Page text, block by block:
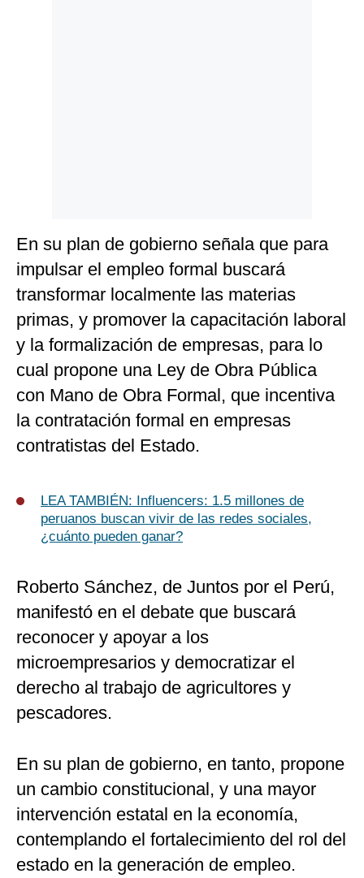
En su plan de gobierno señala que para
impulsar el empleo formal buscará
transformar localmente las materias
primas, y promover la capacitación laboral
y la formalización de empresas, para lo
cual propone una Ley de Obra Pública
con Mano de Obra Formal, que incentiva
la contratación formal en empresas
contratistas del Estado.
LEA TAMBIÉN:
Influencers: 1.5 millones de
peruanos buscan vivir de las redes sociales,
¿cuánto pueden ganar?
Roberto Sánchez, de Juntos por el Perú,
manifestó en el debate que buscará
reconocer y apoyar a los
microempresarios y democratizar el
derecho al trabajo de agricultores y
pescadores.
En su plan de gobierno, en tanto, propone
un cambio constitucional, y una mayor
intervención estatal en la economía,
contemplando el fortalecimiento del rol del
estado en la generación de empleo.